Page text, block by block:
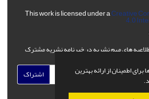
اطمینان از ارائه بهترین
This work is licensed under aCreative
4.0
های مهم نشریه در خبرنامه نشریه مشترک
اشتراک